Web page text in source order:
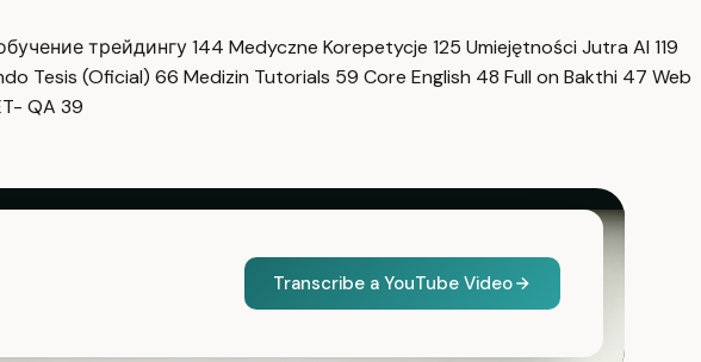
трейдингу144 Medyczne Korepetycje 125 Umiejętności Jutra AI 119
Tesis (Oficial) 66 Medizin Tutorials 59 Core English 48 Full on Bakthi 47 Web
QA 39
Transcribe a YouTube Video